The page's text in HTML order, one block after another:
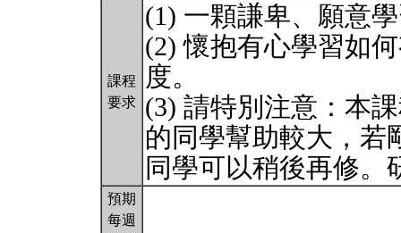
課程
要求
(1) 一顆謙卑、願意
(2) 懷抱有心學習如
度。
(3) 請特別注意：本
的同學幫助較大，若
同學可以稍後再修
預期
每週